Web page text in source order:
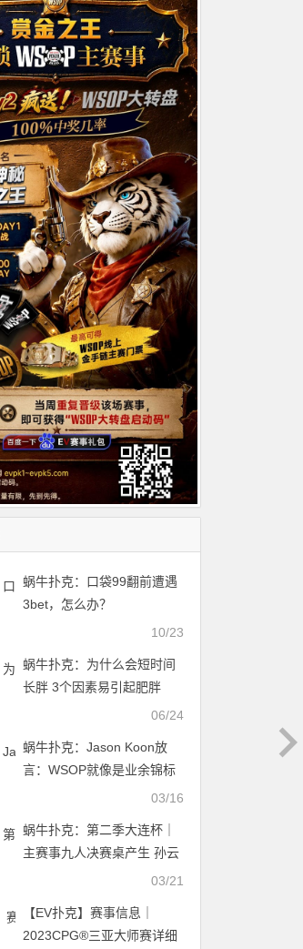
蜗牛扑克：口袋99翻前遭遇
3bet，怎么办？
10/23
蜗牛扑克：为什么会短时间
长胖 3个因素易引起肥胖
06/24
蜗牛扑克：Jason Koon放
言：WSOP就像是业余锦标
赛，手链多不代表最优秀03/16
蜗牛扑克：第二季大连杯｜
主赛事九人决赛桌产生 孙云
03/21
【EV扑克】赛事信息｜
2023CPG®三亚大师赛详细